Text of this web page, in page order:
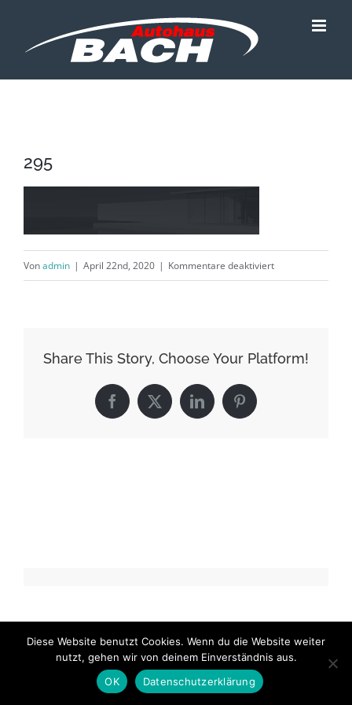
295
Vonadmin | April 22nd, 2020 | Kommentare deaktiviertfür
Share This Story, Choose Your Platform!
Facebook
X LinkedInPinterest
© Copyright 2026 | Webdesign byIndigo| Impressum &
Datenschutz
Diese Website benutzt Cookies. Wenn du die Website weiter
nutzt, gehen wir von deinem Einverständnis aus.
OK
Datenschutzerklärung